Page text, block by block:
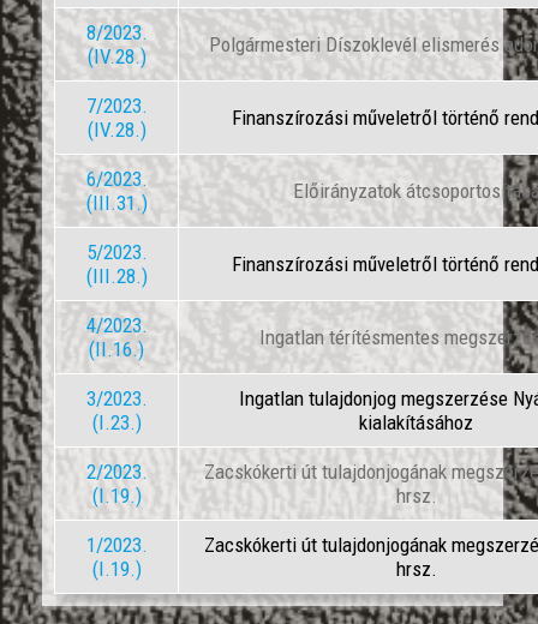
8/2023.
(IV.28.)
Polgármesteri Díszoklevél elismerés
7/2023.
(IV.28.)
Finanszírozási műveletről történő
6/2023.
(III.31.)
Előirányzatok
5/2023.
(III.28.)
Finanszírozási műveletről történő
4/2023.
(II.16.)
Ingatlan térítésmentes
3/2023.
(I.23.)
Ingatlan tulajdonjog megszerzése
kialakításához
2/2023.
(I.19.)
Zacskókerti út tulajdonjogának
hrsz.
1/2023.
(I.19.)
Zacskókerti út tulajdonjogának
hrsz.